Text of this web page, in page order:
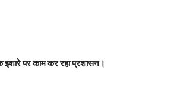
इशारे पर काम कर रहा प्रशासन।